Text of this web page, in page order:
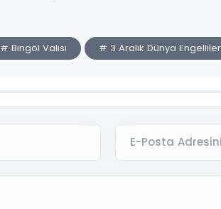
# Bingöl Valisi # 3 Aralık Dünya
E-Posta